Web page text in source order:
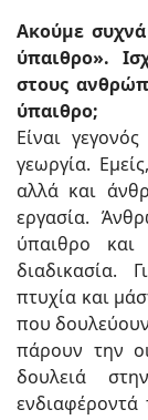
Ακούμε
ύπαιθρο».
στους
ύπαιθρο;
Είναι
γεωργία.
αλλά και
εργασία.
ύπαιθρο και
διαδικασία.
πτυχία και
που
πάρουν την
δουλειά
ενδιαφέροντά